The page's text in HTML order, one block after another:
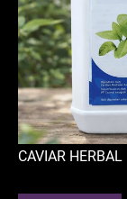
CAVIAR HERBAL